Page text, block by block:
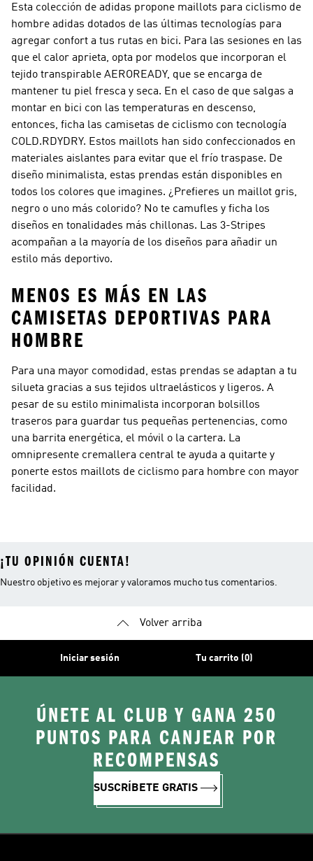
Esta colección de adidas propone maillots para ciclismo de
hombre adidas dotados de las últimas tecnologías para
agregar confort a tus rutas en bici. Para las sesiones en las
que el calor aprieta, opta por modelos que incorporan el
tejido transpirable AEROREADY, que se encarga de
mantener tu piel fresca y seca. En el caso de que salgas a
montar en bici con las temperaturas en descenso,
entonces, ficha las camisetas de ciclismo con tecnología
COLD.RDYDRY. Estos maillots han sido confeccionados en
materiales aislantes para evitar que el frío traspase. De
diseño minimalista, estas prendas están disponibles en
todos los colores que imagines. ¿Prefieres un maillot gris,
negro o uno más colorido? No te camufles y ficha los
diseños en tonalidades más chillonas. Las 3-Stripes
acompañan a la mayoría de los diseños para añadir un
estilo más deportivo.
MENOS ES MÁS EN LAS
CAMISETAS DEPORTIVAS PARA
HOMBRE
Para una mayor comodidad, estas prendas se adaptan a tu
silueta gracias a sus tejidos ultraelásticos y ligeros. A
pesar de su estilo minimalista incorporan bolsillos
traseros para guardar tus pequeñas pertenencias, como
una barrita energética, el móvil o la cartera. La
omnipresente cremallera central te ayuda a quitarte y
ponerte estos maillots de ciclismo para hombre con mayor
facilidad.
¡TU OPINIÓN CUENTA!
Nuestro objetivo es mejorar y valoramos mucho tus comentarios.
Volver arriba
Iniciar sesión Tu carrito (0)
ÚNETE AL CLUB Y GANA 250
PUNTOS PARA CANJEAR POR
RECOMPENSAS
SUSCRÍBETE GRATIS